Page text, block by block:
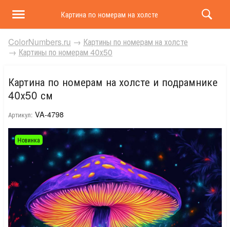
Картина по номерам на холсте и подрамнике 40х50
ColorNumbers.ru → Картины по номерам на холсте
→ Картины по номерам 40х50
Картина по номерам на холсте и подрамнике
40х50 см
Артикул: VA-4798
Новинка